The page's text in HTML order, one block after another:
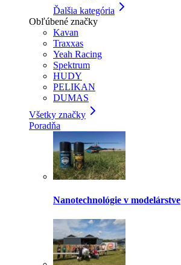
Ďalšia kategória
Obľúbené značky
Kavan
Traxxas
Yeah Racing
Spektrum
HUDY
PELIKAN
DUMAS
Všetky značky
Poradňa
Nanotechnológie v modelárstve